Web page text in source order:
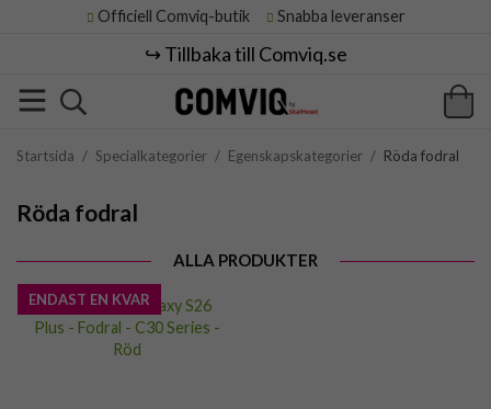
Officiell Comviq-butik Snabba leveranser
↪️ Tillbaka till Comviq.se
Startsida / Specialkategorier / Egenskapskategorier / Röda fodral
Röda fodral
ALLA PRODUKTER
ENDAST EN KVAR